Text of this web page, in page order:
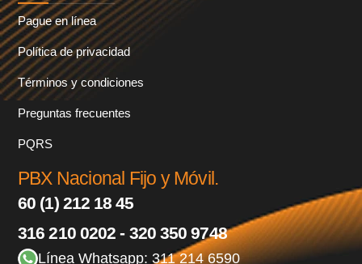
Pague en línea
Política de privacidad
Términos y condiciones
Preguntas frecuentes
PQRS
PBX Nacional Fijo y Móvil.
60 (1) 212 18 45
316 210 0202 - 320 350 9748
Línea Whatsapp: 311 214 6590